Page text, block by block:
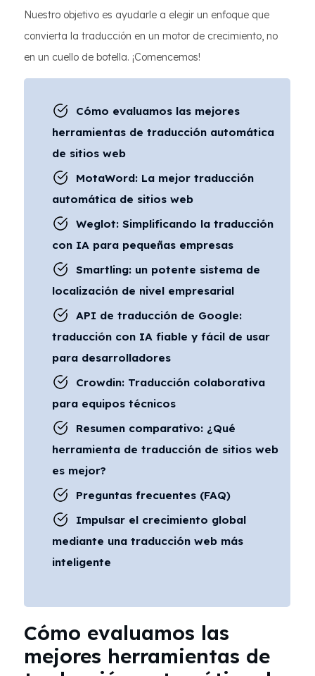
Nuestro objetivo es ayudarle a elegir un enfoque que
convierta la traducción en un motor de crecimiento, no
en un cuello de botella. ¡Comencemos!
Cómo evaluamos las mejores
herramientas de traducción automática
de sitios web
MotaWord: La mejor traducción
automática de sitios web
Weglot: Simplificando la traducción
con IA para pequeñas empresas
Smartling: un potente sistema de
localización de nivel empresarial
API de traducción de Google:
traducción con IA fiable y fácil de usar
para desarrolladores
Crowdin: Traducción colaborativa
para equipos técnicos
Resumen comparativo: ¿Qué
herramienta de traducción de sitios web
es mejor?
Preguntas frecuentes (FAQ)
Impulsar el crecimiento global
mediante una traducción web más
inteligente
Cómo evaluamos las
mejores herramientas de